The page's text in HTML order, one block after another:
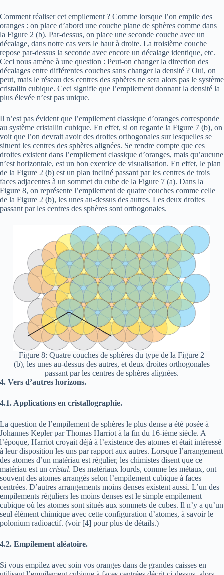
Comment réaliser cet empilement ? Comme lorsque l’on empile des
oranges : on place d’abord une couche plane de sphères comme dans
la Figure 2 (b). Par-dessus, on place une seconde couche avec un
décalage, dans notre cas vers le haut à droite. La troisième couche
repose par-dessus la seconde avec encore un décalage identique, etc.
Ceci nous amène à une question : Peut-on changer la direction des
décalages entre différentes couches sans changer la densité ? Oui, on
peut, mais le réseau des centres des sphères ne sera alors pas le système
cristallin cubique. Ceci signifie que l’empilement donnant la densité la
plus élevée n’est pas unique.
Il n’est pas évident que l’empilement classique d’oranges corresponde
au système cristallin cubique. En effet, si on regarde la Figure 7 (b), on
voit que l’on devrait avoir des droites orthogonales sur lesquelles se
situent les centres des sphères alignées. Se rendre compte que ces
droites existent dans l’empilement classique d’oranges, mais qu’aucune
n’est horizontale, est un bon exercice de visualisation. En effet, le plan
de la Figure 2 (b) est un plan incliné passant par les centres de trois
faces adjacentes à un sommet du cube de la Figure 7 (a). Dans la
Figure 8, on représente l’empilement de quatre couches comme celle
de la Figure 2 (b), les unes au-dessus des autres. Les deux droites
passant par les centres des sphères sont orthogonales.
Figure 8: Quatre couches de sphères du type de la Figure 2
(b), les unes au-dessus des autres, et deux droites orthogonales
passant par les centres de sphères alignées.
4. Vers d’autres horizons.
4.1. Applications en cristallographie.
La question de l’empilement de sphères le plus dense a été posée à
Johannes Kepler par Thomas Harriot à la fin du 16-ième siècle. A
l’époque, Harriot croyait déjà à l’existence des atomes et était intéressé
à leur disposition les uns par rapport aux autres. Lorsque l’arrangement
des atomes d’un matériau est régulier, les chimistes disent que ce
matériau est un cristal. Des matériaux lourds, comme les métaux, ont
souvent des atomes arrangés selon l’empilement cubique à faces
centrées. D’autres arrangements moins denses existent aussi. L’un des
empilements réguliers les moins denses est le simple empilement
cubique où les atomes sont situés aux sommets de cubes. Il n’y a qu’un
seul élément chimique avec cette configuration d’atomes, à savoir le
polonium radioactif. (voir [4] pour plus de détails.)
4.2. Empilement aléatoire.
Si vous empilez avec soin vos oranges dans de grandes caisses en